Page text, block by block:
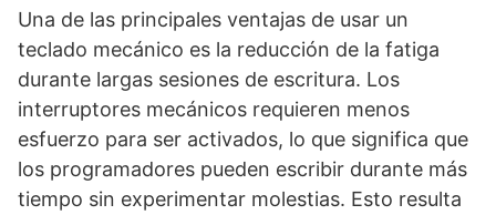
Una de las principales ventajas de usar un
teclado mecánico es la reducción de la fatiga
durante largas sesiones de escritura. Los
interruptores mecánicos requieren menos
esfuerzo para ser activados, lo que significa que
los programadores pueden escribir durante más
tiempo sin experimentar molestias. Esto resulta